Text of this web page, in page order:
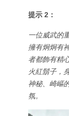
提示 2：
一位威武的
擁有炯炯有
者都飾有精
火紅鬍子，
神秘、崎嶇
氛。